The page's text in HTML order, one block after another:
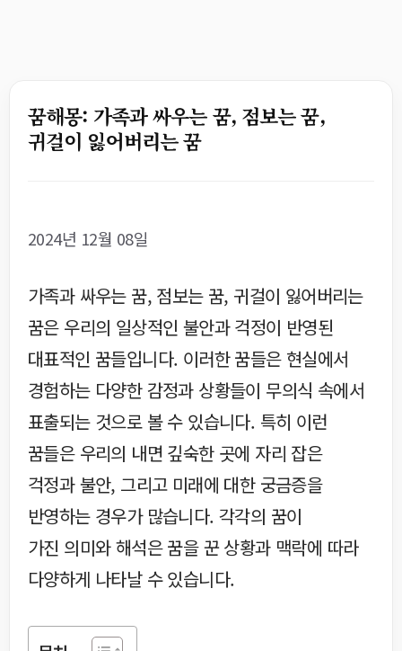
꿈해몽: 가족과 싸우는 꿈, 점보는 꿈,
귀걸이 잃어버리는 꿈
2024년 12월 08일
가족과 싸우는 꿈, 점보는 꿈, 귀걸이 잃어버리는
꿈은 우리의 일상적인 불안과 걱정이 반영된
대표적인 꿈들입니다. 이러한 꿈들은 현실에서
경험하는 다양한 감정과 상황들이 무의식 속에서
표출되는 것으로 볼 수 있습니다. 특히 이런
꿈들은 우리의 내면 깊숙한 곳에 자리 잡은
걱정과 불안, 그리고 미래에 대한 궁금증을
반영하는 경우가 많습니다. 각각의 꿈이
가진 의미와 해석은 꿈을 꾼 상황과 맥락에 따라
다양하게 나타날 수 있습니다.